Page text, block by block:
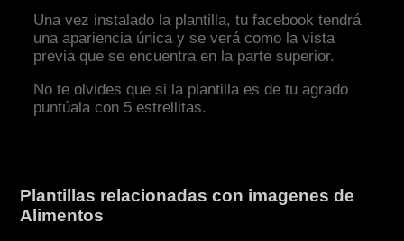
Una vez instalado la plantilla, tu facebook tendrá
una apariencia única y se verá como la vista
previa que se encuentra en la parte superior.
No te olvides que si la plantilla es de tu agrado
puntúala con 5 estrellitas.
Plantillas relacionadas con imagenes de
Alimentos